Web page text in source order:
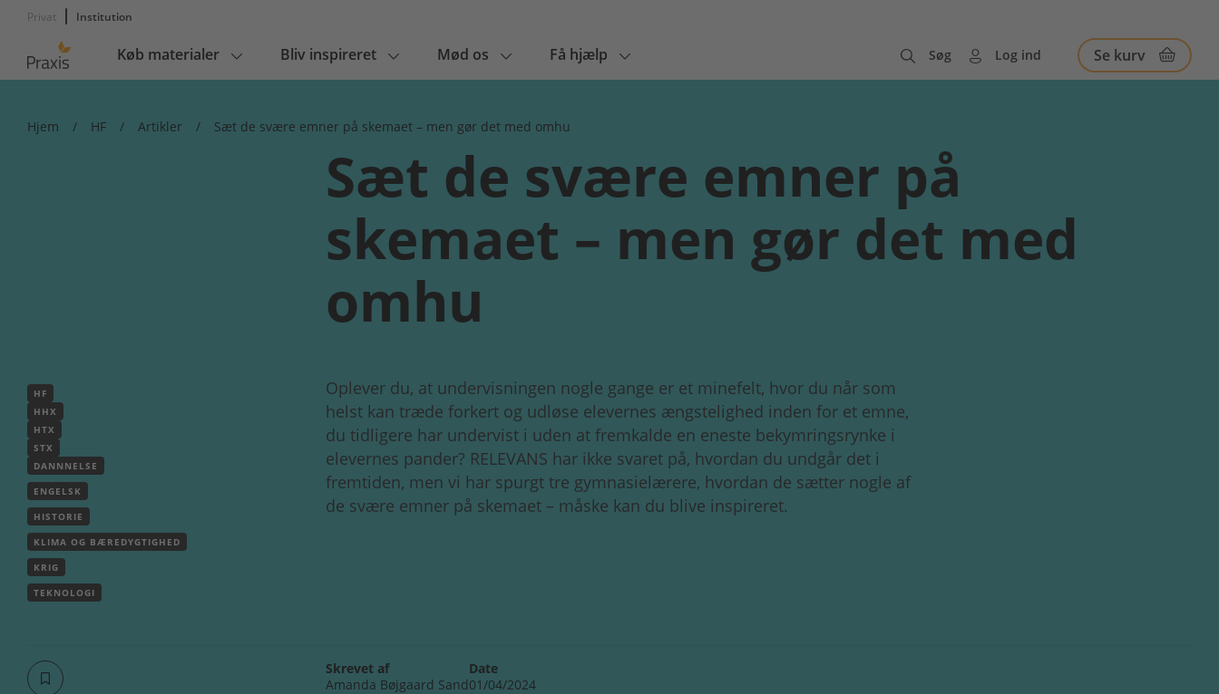
Privat Institution
Main
navigation
Køb materialer Bliv inspireret Mød os Få hjælp Søg Log ind Se kurv
Hjem / HF / Artikler / Sæt de svære emner på skemaet – men gør det med omhu
Sæt de svære emner på
skemaet – men gør det med
omhu
HF
HHX
HTX
STX
DANNNELSE
ENGELSK
HISTORIE
KLIMA OG BÆREDYGTIGHED
KRIG
TEKNOLOGI
Oplever du, at undervisningen nogle gange er et minefelt, hvor du når som
helst kan træde forkert og udløse elevernes ængstelighed inden for et emne,
du tidligere har undervist i uden at fremkalde en eneste bekymringsrynke i
elevernes pander? RELEVANS har ikke svaret på, hvordan du undgår det i
fremtiden, men vi har spurgt tre gymnasielærere, hvordan de sætter nogle af
de svære emner på skemaet – måske kan du blive inspireret.
Skrevet af
Amanda Bøjgaard Sand
Date
01/04/2024